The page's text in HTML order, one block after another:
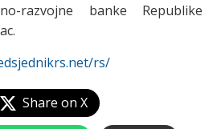
razvojne banke Republike
rs/
Share on X